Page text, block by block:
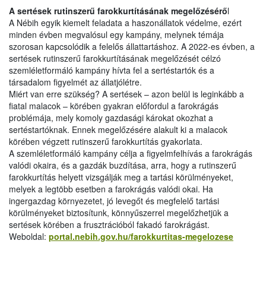
A sertések rutinszerű farokkurtításának megelőzéséről
A Nébih egyik kiemelt feladata a haszonállatok védelme, ezért
minden évben megvalósul egy kampány, melynek témája
szorosan kapcsolódik a felelős állattartáshoz. A 2022-es évben, a
sertések rutinszerű farokkurtításának megelőzését célzó
szemléletformáló kampány hívta fel a sertéstartók és a
társadalom figyelmét az állatjólétre.
Miért van erre szükség? A sertések – azon belül is leginkább a
fiatal malacok – körében gyakran előfordul a farokrágás
problémája, mely komoly gazdasági károkat okozhat a
sertéstartóknak. Ennek megelőzésére alakult ki a malacok
körében végzett rutinszerű farokkurtítás gyakorlata.
A szemléletformáló kampány célja a figyelmfelhívás a farokrágás
valódi okaira, és a gazdák buzdítása, arra, hogy a rutinszerű
farokkurtítás helyett vizsgálják meg a tartási körülményeket,
melyek a legtöbb esetben a farokrágás valódi okai. Ha
ingergazdag környezetet, jó levegőt és megfelelő tartási
körülményeket biztosítunk, könnyűszerrel megelőzhetjük a
sertések körében a frusztrációból fakadó farokrágást.
Weboldal: portal.nebih.gov.hu/farokkurtitas-megelozese